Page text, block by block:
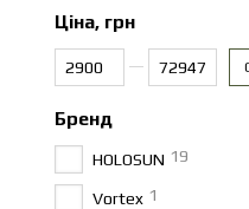
Ціна, грн
Бренд
HOLOSUN 19
Vortex 1